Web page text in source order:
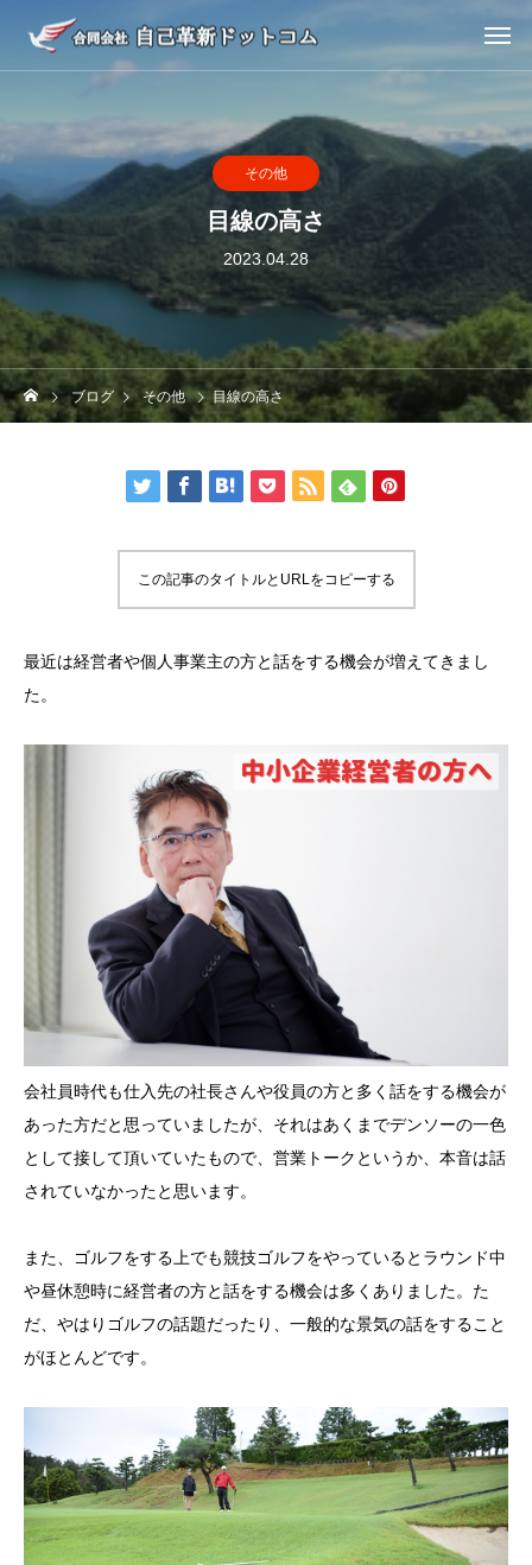
その他
目線の高さ
2023.04.28
ブログ その他 目線の高さ
この記事のタイトルとURLをコピーする
最近は経営者や個人事業主の方と話をする機会が増えてきまし
た。
会社員時代も仕入先の社長さんや役員の方と多く話をする機会が
あった方だと思っていましたが、それはあくまでデンソーの一色
として接して頂いていたもので、営業トークというか、本音は話
されていなかったと思います。
また、ゴルフをする上でも競技ゴルフをやっているとラウンド中
や昼休憩時に経営者の方と話をする機会は多くありました。た
だ、やはりゴルフの話題だったり、一般的な景気の話をすること
がほとんどです。